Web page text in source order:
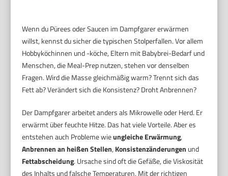
Wenn du Pürees oder Saucen im Dampfgarer erwärmen
willst, kennst du sicher die typischen Stolperfallen. Vor allem
Hobbyköchinnen und -köche, Eltern mit Babybrei-Bedarf und
Menschen, die Meal-Prep nutzen, stehen vor denselben
Fragen. Wird die Masse gleichmäßig warm? Trennt sich das
Fett ab? Verändert sich die Konsistenz? Droht Anbrennen?
Der Dampfgarer arbeitet anders als Mikrowelle oder Herd. Er
erwärmt über feuchte Hitze. Das hat viele Vorteile. Aber es
entstehen auch Probleme wieungleiche Erwärmung,
Anbrennen an heißen Stellen, Konsistenzänderungen und
Fettabscheidung. Ursache sind oft die Gefäße, die Viskosität
des Inhalts und falsche Temperaturen. Mit der richtigen